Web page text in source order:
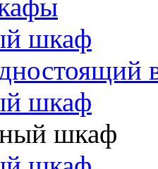
шкаф
шкаф
шкаф